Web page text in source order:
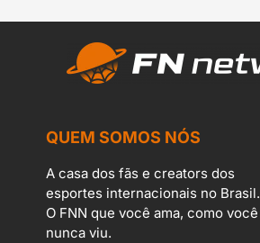
QUEM SOMOS NÓS
A casa dos fãs e creators dos
esportes internacionais no Brasil.
O FNN que você ama, como você
nunca viu.